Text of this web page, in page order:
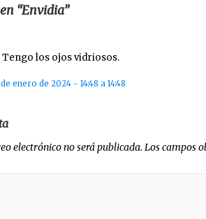
“Envidia”
los ojos vidriosos.
enero de 2024 - 14:48 a 14:48
electrónico no será publicada. Los campos